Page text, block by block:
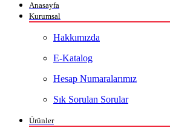
Anasayfa
Kurumsal
Hakkımızda
E-Katalog
Hesap Numaralarımız
Sık Sorulan Sorular
Ürünler